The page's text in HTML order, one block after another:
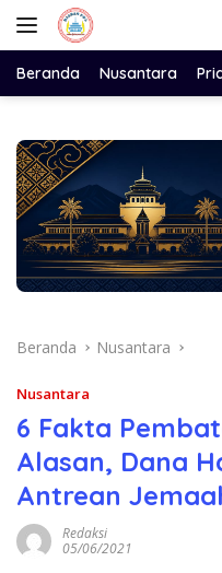
Langsung
Beranda Nusantara
Beranda Nusantara
Nusantara
6 Fakta
Alasan, Dana
Antrean
Redaksi
05/06/2021